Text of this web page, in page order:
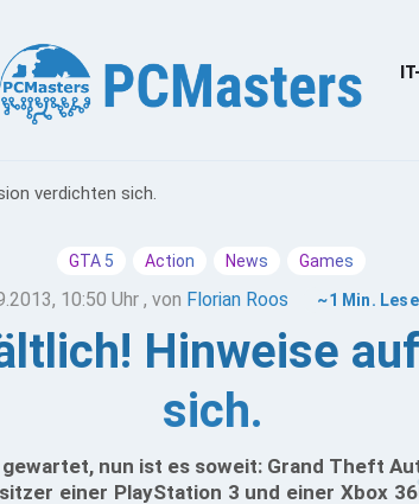
verdichten sich.
GTA 5 Action News Games
10:50 Uhr , von Florian Roos ~1 Min.
Hinweise
sich.
nun ist es soweit: Grand Theft
einer PlayStation 3 und einer Xbox